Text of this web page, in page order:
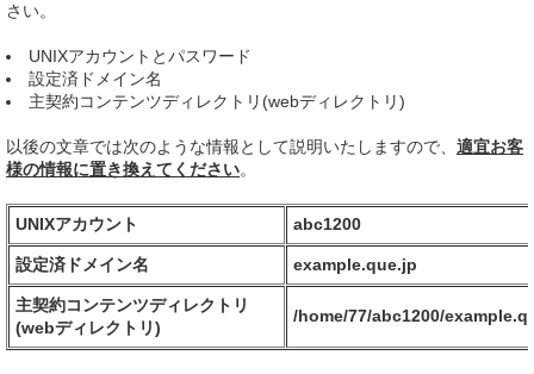
さい。
UNIXアカウントとパスワード
設定済ドメイン名
主契約コンテンツディレクトリ(webディレクトリ)
以後の文章では次のような情報として説明いたしますので、 適宜お客
様の情報に置き換えてください。
UNIXアカウント abc1200
設定済ドメイン名 example.que.jp
主契約コンテンツディレクトリ
(webディレクトリ)
/home/77/abc1200/